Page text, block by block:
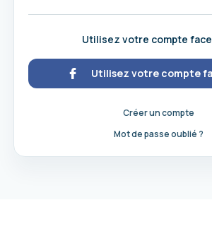
Utilisez votre compte
Utilisez votre compte
Créer un compte
Mot de passe oublié ?